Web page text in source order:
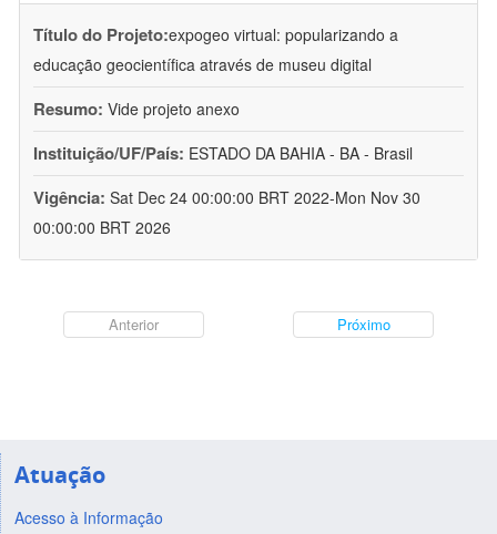
Título do Projeto:expogeo virtual: popularizando a
educação geocientífica através de museu digital
Resumo: Vide projeto anexo
Instituição/UF/País: ESTADO DA BAHIA - BA - Brasil
Vigência: Sat Dec 24 00:00:00 BRT 2022-Mon Nov 30
00:00:00 BRT 2026
Anterior Próximo
Atuação
Acesso à Informação